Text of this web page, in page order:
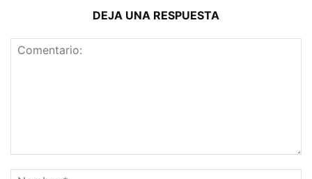
DEJA UNA RESPUESTA